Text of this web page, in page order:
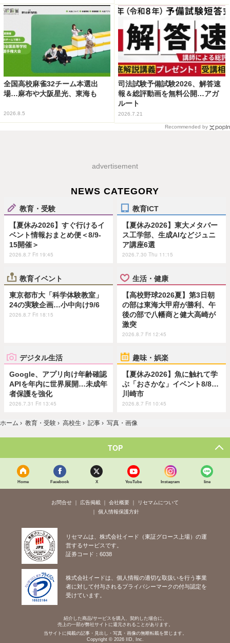
全国高校麻雀32チーム本選出
場…麻布や大阪星光、東海も
2026.8.5
司法試験予備試験2026、解答速
報＆総評動画を無料公開…アガ
ルート
2026.7.21
Recommended by
advertisement
NEWS CATEGORY
教育・受験
【夏休み2026】すぐ行けるイ
ベント情報おまとめ便＜8/9-
15開催＞
2026.8.7 Fri 19:45
教育ICT
【夏休み2026】東大メタバー
ス工学部、生成AIなどジュニ
ア講座6選
2026.7.30 Thu 11:15
教育イベント
東京都市大「科学体験教室」
24の実験企画…小中向け9/6
2026.8.7 Fri 18:15
生活・健康
【高校野球2026夏】第3日朝
の部は東海大甲府が勝利、午
後の部で八幡商と健大高崎が
激突
2026.8.7 Fri 12:45
デジタル生活
Google、アプリ向け年齢確認
APIを年内に世界展開…未成年
者保護を強化
2026.7.31 Fri 13:45
趣味・娯楽
【夏休み2026】魚に触れて学
ぶ「おさかな」イベント8/8…
川崎市
2026.8.7 Fri 10:45
ホーム › 教育・受験 › 高校生 › 記事 › 写真・画像
TOP
Home Facebook X YouTube Instagram line
お問合せ 広告掲載 会社概要
リセマムについて
個人情報保護方針
リセマムは、株式会社イード（東証グロース上場）の運
営するサービスです。
証券コード：6038
株式会社イードは、個人情報の適切な取扱いを行う事業
者に対して付与されるプライバシーマークの付与認定を
受けています。
紹介した商品/サービスを購入、契約した場合に、
売上の一部が弊社サイトに還元されることがあります。
当サイトに掲載の記事・見出し・写真・画像の無断転載を禁じます。
Copyright © 2026 IID, Inc.